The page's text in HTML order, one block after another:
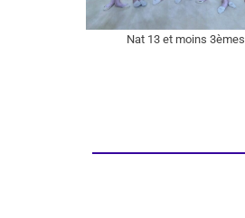
Nat 13 et moins 3èmes